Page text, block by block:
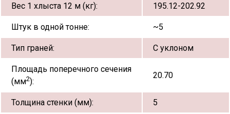
Вес 1 хлыста 12 м (кг): 195.12-202.92
Штук в одной тонне: ~5
Тип граней: С уклоном
Площадь поперечного сечения
(мм2):
20.70
Толщина стенки (мм): 5